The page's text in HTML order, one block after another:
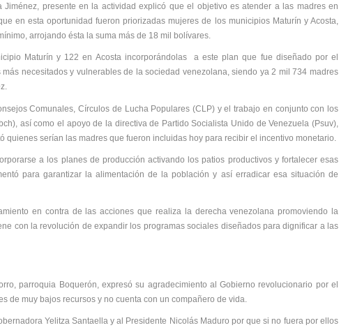
presente en la actividad explicó que el objetivo es atender a las madres en
en esta oportunidad fueron priorizadas mujeres de los municipios Maturín y Acosta,
arrojando ésta la suma más de 18 mil bolívares.
Maturín y 122 en Acosta incorporándolas a este plan que fue diseñado por el
necesitados y vulnerables de la sociedad venezolana, siendo ya 2 mil 734 madres
Comunales, Círculos de Lucha Populares (CLP) y el trabajo en conjunto con los
así como el apoyo de la directiva de Partido Socialista Unido de Venezuela (Psuv),
serían las madres que fueron incluidas hoy para recibir el incentivo monetario.
a los planes de producción activando los patios productivos y fortalecer esas
para garantizar la alimentación de la población y así erradicar esa situación de
en contra de las acciones que realiza la derecha venezolana promoviendo la
con la revolución de expandir los programas sociales diseñados para dignificar a las
parroquia Boquerón, expresó su agradecimiento al Gobierno revolucionario por el
de muy bajos recursos y no cuenta con un compañero de vida.
Yelitza Santaella y al Presidente Nicolás Maduro por que si no fuera por ellos